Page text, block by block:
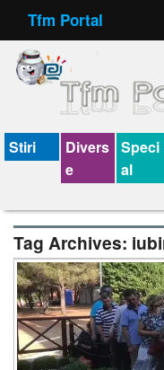
Tfm Portal
Forum
Felicitari animate
Virtual Cards
Jocuri
Horoscop
Wallpaper
V-chat
Stiri
Divers
e
Speci
al
Tag Archives: